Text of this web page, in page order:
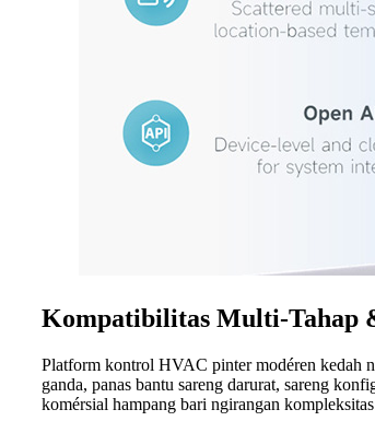
Kompatibilitas Multi-Tahap
Platform kontrol HVAC pinter modéren kedah
ganda, panas bantu sareng darurat, sareng
komérsial hampang bari ngirangan kompleksitas